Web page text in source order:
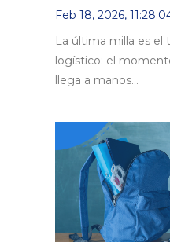
Feb 18, 2026,
La última milla es el
logístico: el
llega a manos...